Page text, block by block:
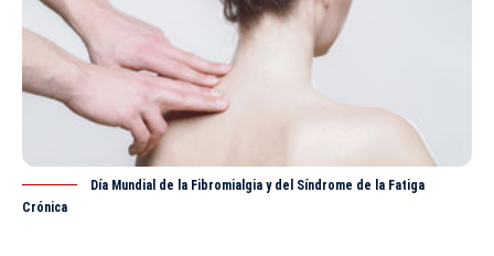
Día Mundial de la Fibromialgia y del Síndrome de la Fatiga
Crónica